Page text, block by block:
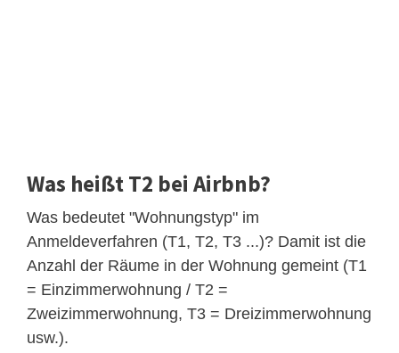
Was heißt T2 bei Airbnb?
Was bedeutet "Wohnungstyp" im
Anmeldeverfahren (T1, T2, T3 ...)? Damit ist die
Anzahl der Räume in der Wohnung gemeint (T1
= Einzimmerwohnung / T2 =
Zweizimmerwohnung, T3 = Dreizimmerwohnung
usw.).